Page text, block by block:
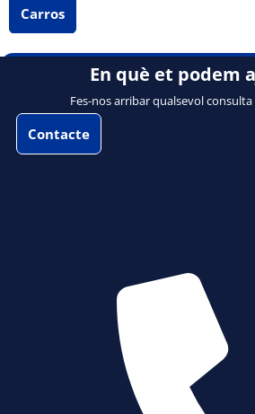
Carros
En què et podem
Fes-nos arribar qualsevol
Contacte